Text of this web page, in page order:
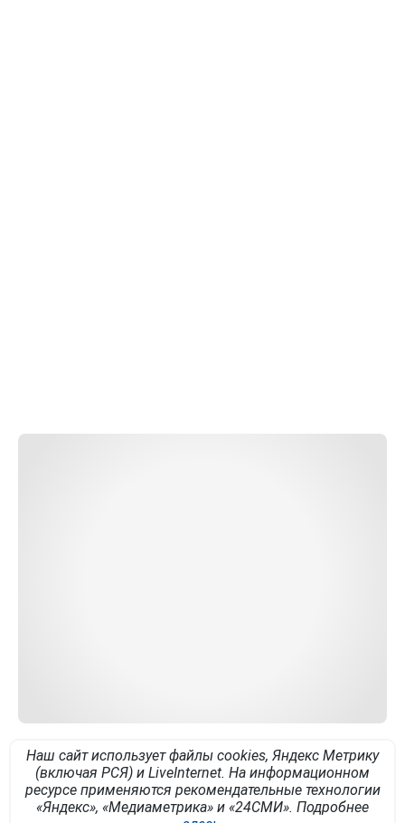
Наш сайт использует файлы cookies, Яндекс Метрику
(включая РСЯ) и LiveInternet. На информационном
ресурсе применяются рекомендательные технологии
«Яндекс», «Медиаметрика» и «24СМИ». Подробнее